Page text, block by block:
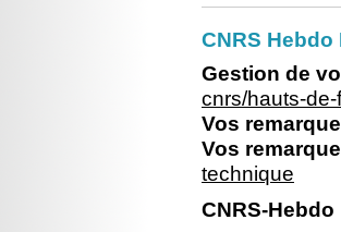
CNRS
Gestion de
cnrs/hauts-
Vos
Vos
technique
CNRS-